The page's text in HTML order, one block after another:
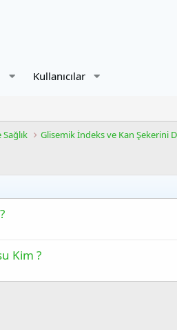
Kullanıcılar
Glisemik İndeks ve Kan Şekerini
Kim ?